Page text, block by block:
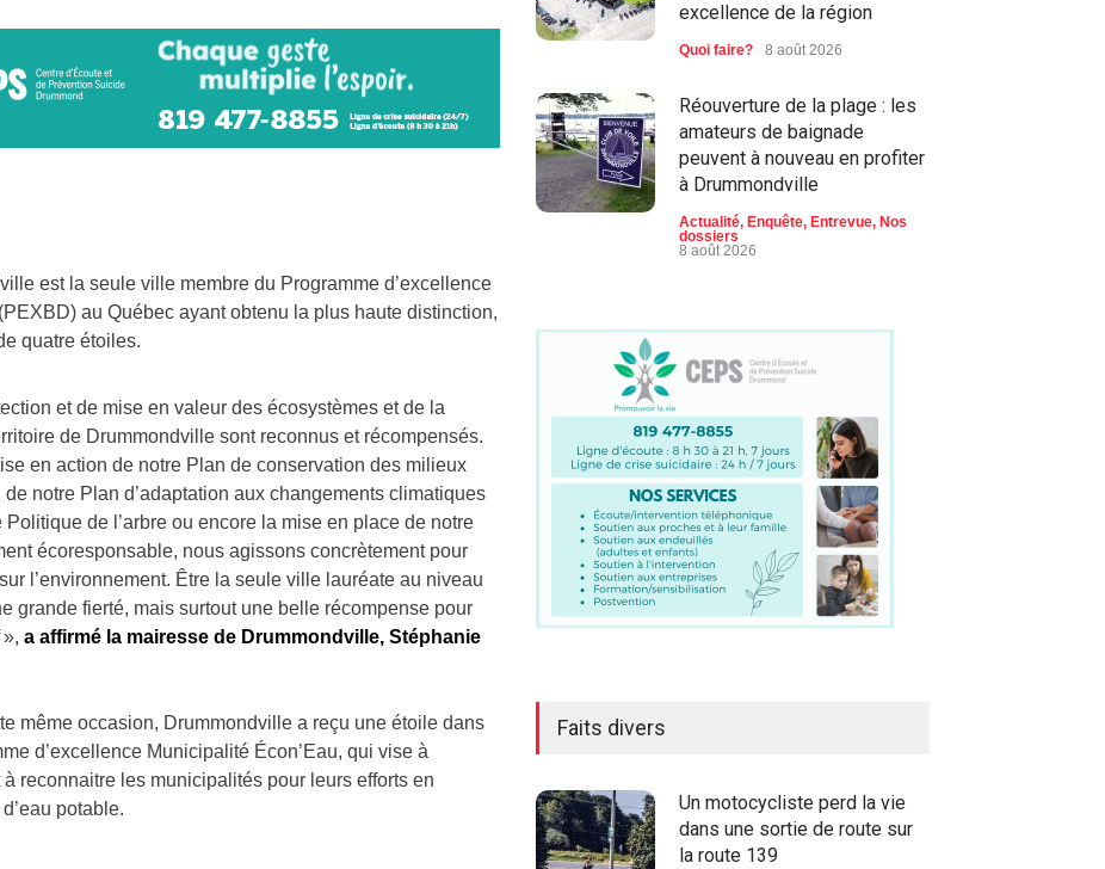
est la seule ville membre du Programme d’excellence
au Québec ayant obtenu la plus haute distinction,
quatre étoiles.
et de mise en valeur des écosystèmes et de la
de Drummondville sont reconnus et récompensés.
en action de notre Plan de conservation des milieux
notre Plan d’adaptation aux changements climatiques
Politique de l’arbre ou encore la mise en place de notre
écoresponsable, nous agissons concrètement pour
l’environnement. Être la seule ville lauréate au niveau
grande fierté, mais surtout une belle récompense pour
a affirmé la mairesse de Drummondville, Stéphanie
même occasion, Drummondville a reçu une étoile dans
d’excellence Municipalité Écon’Eau, qui vise à
reconnaitre les municipalités pour leurs efforts en
potable.
excellence de la région
Quoi faire? 8 août 2026
Réouverture de la plage : les
amateurs de baignade
peuvent à nouveau en profiter
à Drummondville
Actualité, Enquête, Entrevue, Nos
dossiers
8 août 2026
Faits divers
Un motocycliste perd la vie
dans une sortie de route sur
la route 139